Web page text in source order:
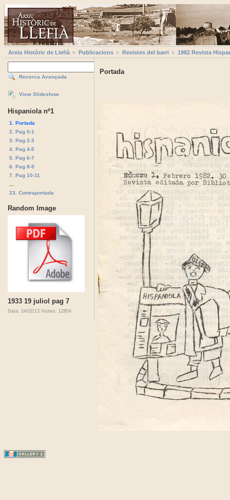
Arxiu Històric de Llefià Publicacions Revistes del barri 1982 Revista
Recerca Avançada
View Slideshow
Hispaniola nº1
1. Portada
2. Pag 0-1
3. Pag 2-3
4. Pag 4-5
5. Pag 6-7
6. Pag 8-9
7. Pag 10-11
23. Contraportada
Random Image
1933 19 juliol pag 7
Data: 24/02/13 Visites: 12804
Portada